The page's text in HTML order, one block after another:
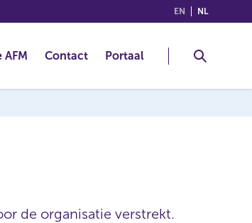
EN (ENGLISH)
NL
AFM Contact Portaal
de organisatie verstrekt.